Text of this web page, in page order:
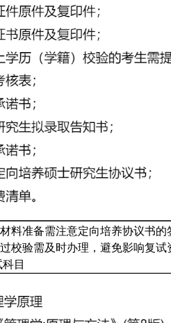
材料准备需注意定向培养协议书
校验需及时办理，避免影响复试
目